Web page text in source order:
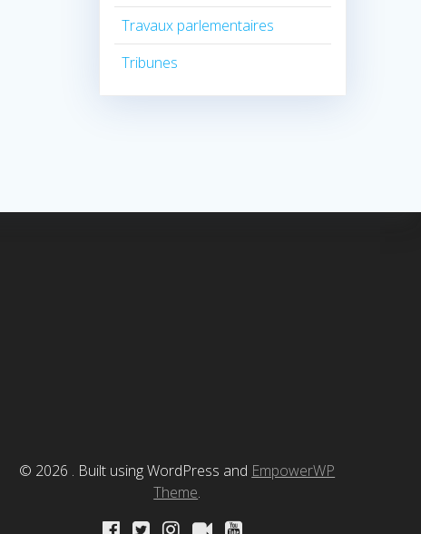
Travaux parlementaires
Tribunes
© 2026 . Built using WordPress and EmpowerWP
Theme.